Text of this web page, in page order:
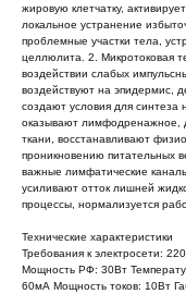
жировую клетчатку,
локальное устранение
проблемные участки тела,
целлюлита. 2. Микротоковая
воздействии слабых
воздействуют на эпидермис,
создают условия для синтеза
оказывают лимфодренажное,
ткани, восстанавливают
проникновению питательных
важные лимфатические
усиливают отток лишней
процессы, нормализуется
Технические характеристики
Требования к электросети:
Мощность РФ: 30Вт
60мА Мощность токов: 10Вт